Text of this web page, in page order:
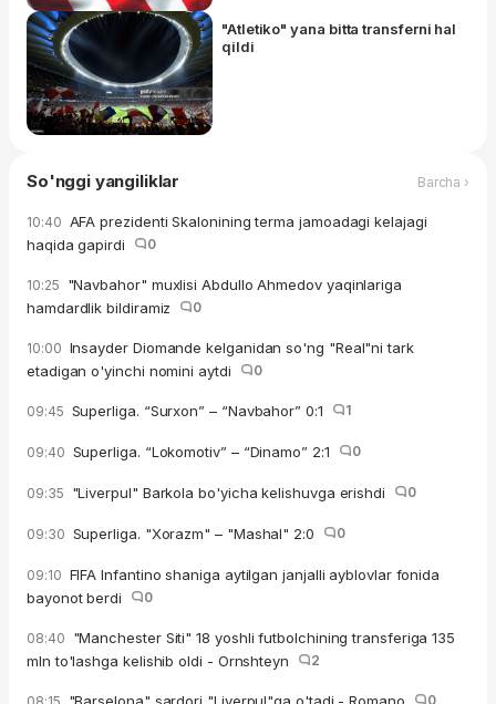
"Atletiko" yana bitta transferni hal
qildi
So'nggi yangiliklar Barcha ›
10:40 AFA prezidenti Skalonining terma jamoadagi kelajagi
haqida gapirdi
0
10:25 "Navbahor" muxlisi Abdullo Ahmedov yaqinlariga
hamdardlik bildiramiz
0
10:00 Insayder Diomande kelganidan so'ng "Real"ni tark
etadigan o'yinchi nomini aytdi
0
09:45 Superliga. “Surxon” – “Navbahor” 0:1 1
09:40 Superliga. “Lokomotiv” – “Dinamo” 2:1 0
09:35 "Liverpul" Barkola bo'yicha kelishuvga erishdi 0
09:30 Superliga. "Xorazm" – "Mashal" 2:0 0
09:10 FIFA Infantino shaniga aytilgan janjalli ayblovlar fonida
bayonot berdi
0
08:40 "Manchester Siti" 18 yoshli futbolchining transferiga 135
mln to'lashga kelishib oldi - Ornshteyn
2
0